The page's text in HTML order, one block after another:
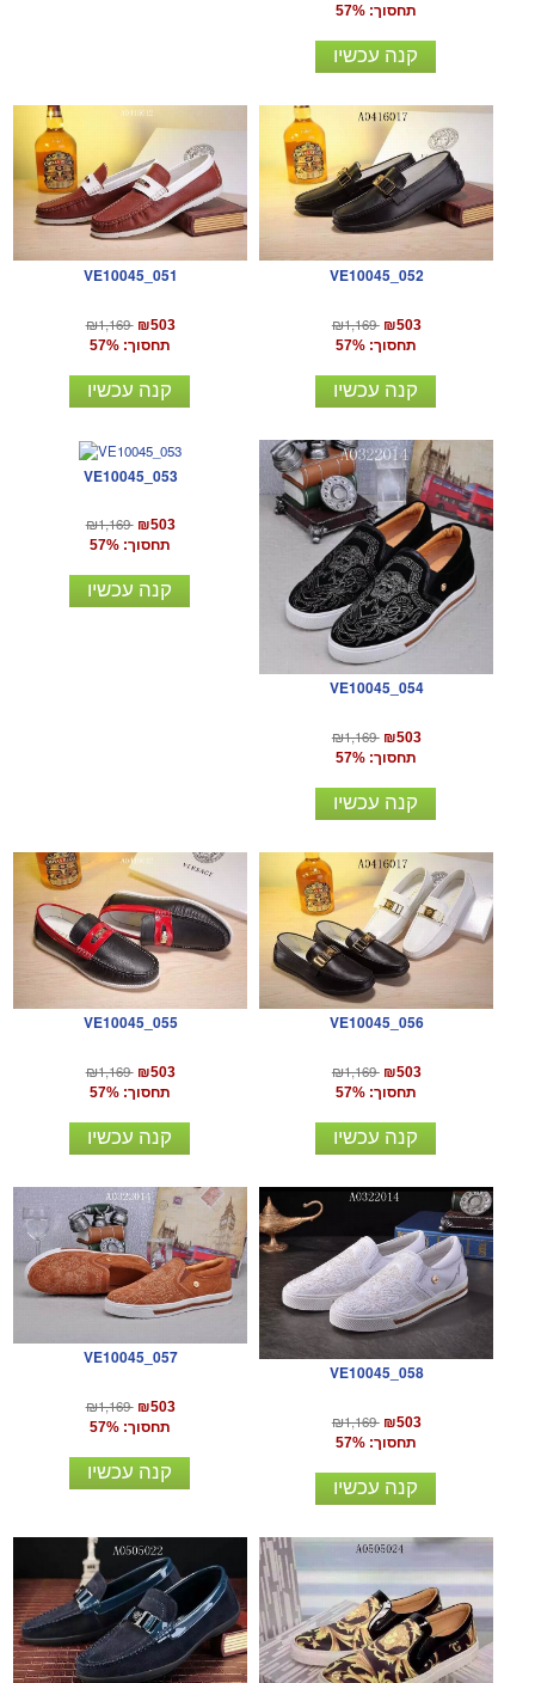
תחסוך: 57%
קנה עכשיו
VE10045_051
₪1,169 ₪503
תחסוך: 57%
קנה עכשיו
VE10045_052
₪1,169 ₪503
תחסוך: 57%
קנה עכשיו
VE10045_053
₪1,169 ₪503
תחסוך: 57%
קנה עכשיו
VE10045_054
₪1,169 ₪503
תחסוך: 57%
קנה עכשיו
VE10045_055
₪1,169 ₪503
תחסוך: 57%
קנה עכשיו
VE10045_056
₪1,169 ₪503
תחסוך: 57%
קנה עכשיו
VE10045_057
₪1,169 ₪503
תחסוך: 57%
קנה עכשיו
VE10045_058
₪1,169 ₪503
תחסוך: 57%
קנה עכשיו